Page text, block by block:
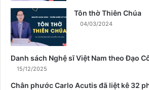
Tôn thờ Thiên Chúa
04/03/2024
Danh sách Nghệ sĩ Việt Nam theo Đạo
15/12/2025
Chân phước Carlo Acutis đã liệt kê 32